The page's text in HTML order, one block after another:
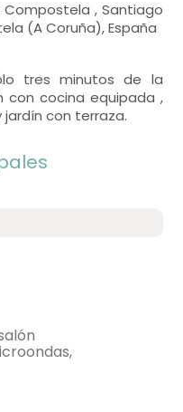
, Santiago
(A Coruña), España
tres minutos de la
con cocina equipada ,
con terraza.